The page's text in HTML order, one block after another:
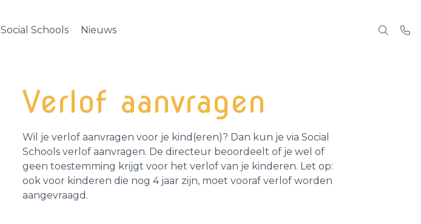
Social Schools Nieuws
Verlof aanvragen
Wil je verlof aanvragen voor je kind(eren)? Dan kun je via Social
Schools verlof aanvragen. De directeur beoordeelt of je wel of
geen toestemming krijgt voor het verlof van je kinderen. Let op:
ook voor kinderen die nog 4 jaar zijn, moet vooraf verlof worden
aangevraagd.